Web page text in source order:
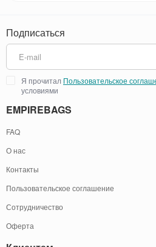
Подписаться
Я прочитал Пользовательское
условиями
EMPIREBAGS
FAQ
О нас
Контакты
Пользовательское соглашение
Сотрудничество
Оферта